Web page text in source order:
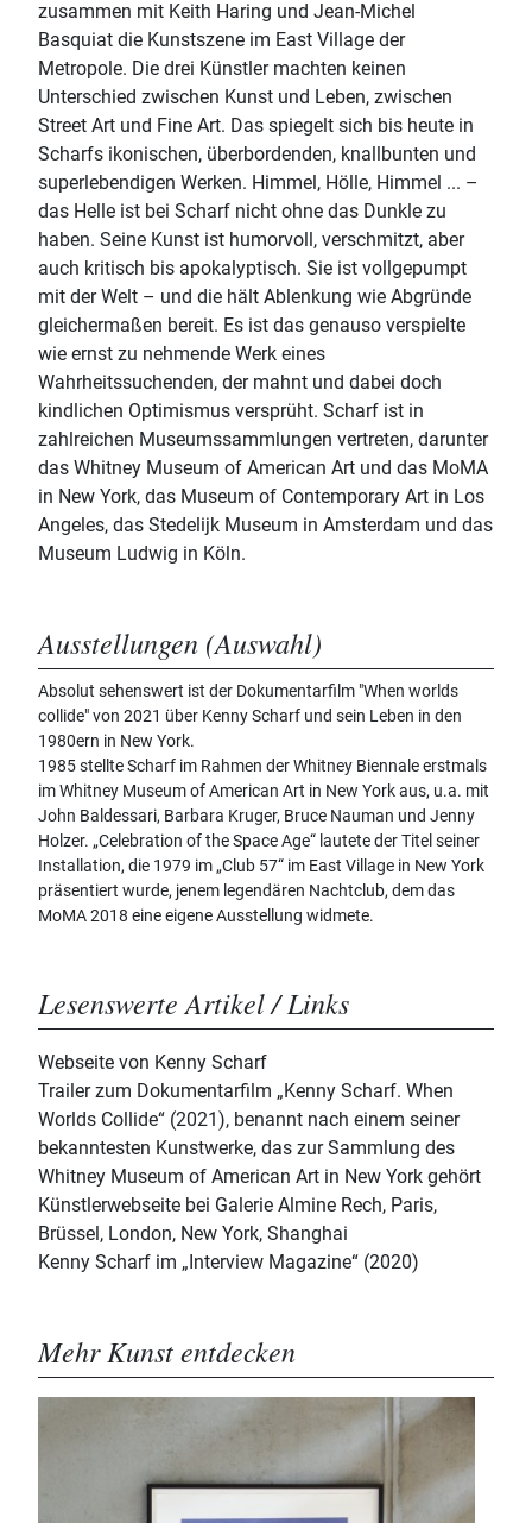
zusammen mit Keith Haring und Jean-Michel
Basquiat die Kunstszene im East Village der
Metropole. Die drei Künstler machten keinen
Unterschied zwischen Kunst und Leben, zwischen
Street Art und Fine Art. Das spiegelt sich bis heute in
Scharfs ikonischen, überbordenden, knallbunten und
superlebendigen Werken. Himmel, Hölle, Himmel ... –
das Helle ist bei Scharf nicht ohne das Dunkle zu
haben. Seine Kunst ist humorvoll, verschmitzt, aber
auch kritisch bis apokalyptisch. Sie ist vollgepumpt
mit der Welt – und die hält Ablenkung wie Abgründe
gleichermaßen bereit. Es ist das genauso verspielte
wie ernst zu nehmende Werk eines
Wahrheitssuchenden, der mahnt und dabei doch
kindlichen Optimismus versprüht. Scharf ist in
zahlreichen Museumssammlungen vertreten, darunter
das Whitney Museum of American Art und das MoMA
in New York, das Museum of Contemporary Art in Los
Angeles, das Stedelijk Museum in Amsterdam und das
Museum Ludwig in Köln.
Ausstellungen (Auswahl)
Absolut sehenswert ist der Dokumentarfilm "When worlds
collide" von 2021 über Kenny Scharf und sein Leben in den
1980ern in New York.
1985 stellte Scharf im Rahmen der Whitney Biennale erstmals
im Whitney Museum of American Art in New York aus, u.a. mit
John Baldessari, Barbara Kruger, Bruce Nauman und Jenny
Holzer. „Celebration of the Space Age“ lautete der Titel seiner
Installation, die 1979 im „Club 57“ im East Village in New York
präsentiert wurde, jenem legendären Nachtclub, dem das
MoMA 2018 eine eigene Ausstellung widmete.
Lesenswerte Artikel / Links
Webseite von Kenny Scharf
Trailer zum Dokumentarfilm „Kenny Scharf. When
Worlds Collide“ (2021), benannt nach einem seiner
bekanntesten Kunstwerke, das zur Sammlung des
Whitney Museum of American Art in New York gehört
Künstlerwebseite bei Galerie Almine Rech, Paris,
Brüssel, London, New York, Shanghai
Kenny Scharf im „Interview Magazine“ (2020)
Mehr Kunst entdecken